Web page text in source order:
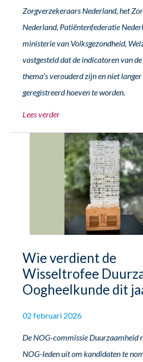
Zorgverzekeraars Nederland, het
Nederland, Patiëntenfederatie
ministerie van Volksgezondheid,
vastgesteld dat de indicatoren van
thema’s verouderd zijn en niet
geregistreerd hoeven te worden.
Lees verder
Wie verdient de
Wisseltrofee
Oogheelkunde dit
02 februari 2026
De NOG-commissie Duurzaamheid
NOG-leden uit om kandidaten te